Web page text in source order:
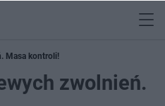
Masa kontroli!
zwolnień.